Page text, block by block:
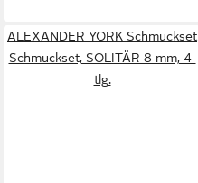
ALEXANDER YORK Schmuckset
Schmuckset, SOLITÄR 8 mm, 4-
tlg.